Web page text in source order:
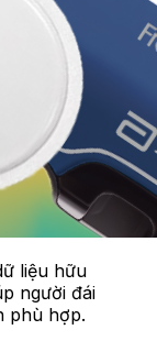
liệu hữu
người đái
phù hợp.